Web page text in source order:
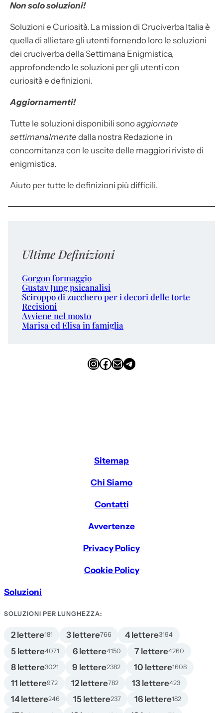
Non solo soluzioni!
Soluzioni e Curiosità. La mission di Cruciverba Italia è
quella di allietare gli utenti fornendo loro le soluzioni
dei cruciverba della Settimana Enigmistica,
approfondendo le soluzioni per gli utenti con
curiosità e definizioni.
Aggiornamenti!
Tutte le soluzioni disponibili sonoaggiornate
settimanalmente dalla nostra Redazione in
concomitanza con le uscite delle maggiori riviste di
enigmistica.
Aiuto per tutte le definizioni più difficili.
Ultime Definizioni
Gorgon formaggio
Gustav Jung psicanalisi
Sciroppo di zucchero per i decori delle torte
Recisioni
Avviene nel mosto
Marisa ed Elisa in famiglia
InstagramFacebook Email Telegram
Sitemap
Chi Siamo
Contatti
Avvertenze
Privacy Policy
Cookie Policy
Soluzioni
SOLUZIONI PER LUNGHEZZA:
2 lettere181 3 lettere766 4 lettere3194
5 lettere4071 6 lettere4150 7 lettere4260
8 lettere3021 9 lettere2382 10 lettere1608
11 lettere972 12 lettere782 13 lettere423
14 lettere246 15 lettere237 16 lettere182